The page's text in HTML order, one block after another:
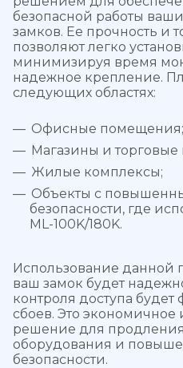
безопасной работы
замков. Ее прочность и
позволяют легко
минимизируя время
надежное крепление.
следующих областях:
Офисные помещения;
Магазины и торговые
Жилые комплексы;
Объекты с
безопасности, где
ML-100K/180K.
Использование данной
ваш замок будет
контроля доступа
сбоев. Это экономичное
решение для
оборудования и
безопасности.